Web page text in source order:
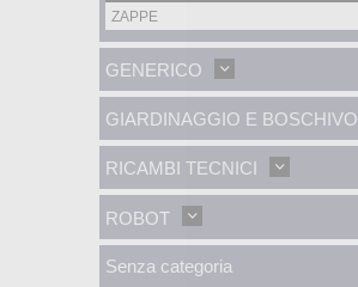
ZAPPE
GENERICO
GIARDINAGGIO E BOSCHIVO
RICAMBI TECNICI
ROBOT
Senza categoria